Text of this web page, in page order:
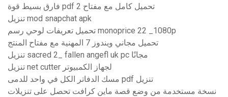
فارق بسيط قوة pdf 2 تحميل كامل مع مفتاح
تنزيل mod snapchat apk
تحميل تعريفات لوحي رسم monoprice 22 _1080p
تحميل مجاني ويندوز 7 المهنية مع مفتاح المنتج
تنزيل sacred 2_ fallen angefl uk pc مجانًا
تنزيل net cutter لجهاز الكمبيوتر
مسك الدفاتر الكل في واحد للدمى pdf تنزيل
نسخة مستخدمة من وضع قصة ماين كرافت تحصل على تنزيلات